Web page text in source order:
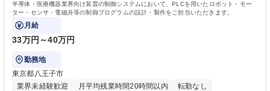
半導体・医療機器業界向け装置の制御システムにおいて、PLCを用いたロボット・モー
ター・センサ・電磁弁等の制御プログラムの設計・製作をご担当いただきます。
月給
33万円～40万円
勤務地
東京都八王子市
業界未経験歓迎
月平均残業時間20時間以内
転勤なし